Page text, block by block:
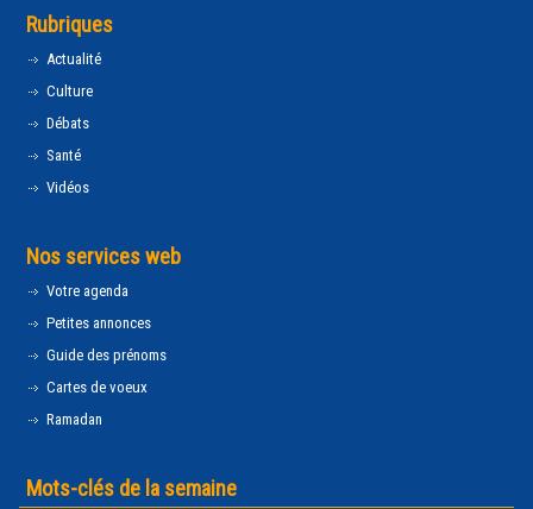
Rubriques
Actualité
Culture
Débats
Santé
Vidéos
Nos services web
Votre agenda
Petites annonces
Guide des prénoms
Cartes de voeux
Ramadan
Mots-clés de la semaine